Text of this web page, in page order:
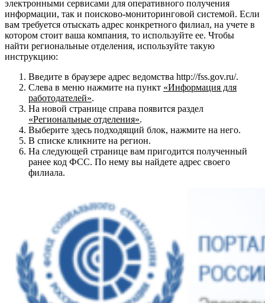
электронными сервисами для оперативного получения
информации, так и поисково-мониторинговой системой. Если
вам требуется отыскать адрес конкретного филиал, на учете в
котором стоит ваша компания, то используйте ее. Чтобы
найти региональные отделения, используйте такую
инструкцию:
Введите в браузере адрес ведомства http://fss.gov.ru/.
Слева в меню нажмите на пункт «Информация для
работодателей».
На новой странице справа появится раздел
«Региональные отделения».
Выберите здесь подходящий блок, нажмите на него.
В списке кликните на регион.
На следующей странице вам пригодится полученный
ранее код ФСС. По нему вы найдете адрес своего
филиала.